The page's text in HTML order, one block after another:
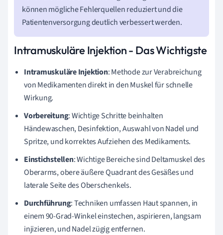
können mögliche Fehlerquellen reduziert und die
Patientenversorgung deutlich verbessert werden.
Intramuskuläre Injektion - Das Wichtigste
Intramuskuläre Injektion: Methode zur Verabreichung
von Medikamenten direkt in den Muskel für schnelle
Wirkung.
Vorbereitung: Wichtige Schritte beinhalten
Händewaschen, Desinfektion, Auswahl von Nadel und
Spritze, und korrektes Aufziehen des Medikaments.
Einstichstellen: Wichtige Bereiche sind Deltamuskel des
Oberarms, obere äußere Quadrant des Gesäßes und
laterale Seite des Oberschenkels.
Durchführung: Techniken umfassen Haut spannen, in
einem 90-Grad-Winkel einstechen, aspirieren, langsam
injizieren, und Nadel zügig entfernen.